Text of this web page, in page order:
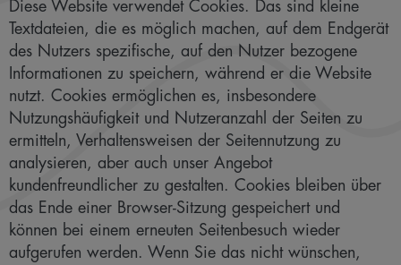
Diese Website verwendet Cookies. Das sind kleine
Textdateien, die es möglich machen, auf dem Endgerät
des Nutzers spezifische, auf den Nutzer bezogene
Informationen zu speichern, während er die Website
nutzt. Cookies ermöglichen es, insbesondere
Nutzungshäufigkeit und Nutzeranzahl der Seiten zu
ermitteln, Verhaltensweisen der Seitennutzung zu
analysieren, aber auch unser Angebot
kundenfreundlicher zu gestalten. Cookies bleiben über
das Ende einer Browser-Sitzung gespeichert und
können bei einem erneuten Seitenbesuch wieder
aufgerufen werden. Wenn Sie das nicht wünschen,